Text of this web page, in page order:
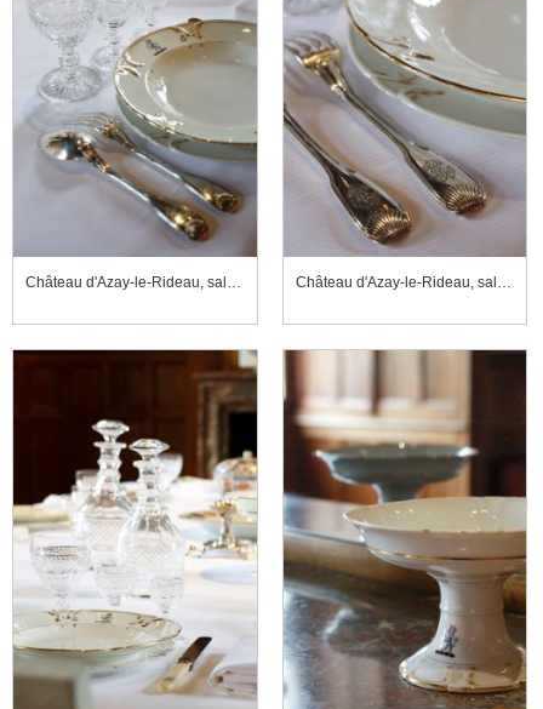
Château d'Azay-le-Rideau, salle à manger, coupe à fruits Château d'Azay-le-Rideau, salle à manger, coupe à fruits